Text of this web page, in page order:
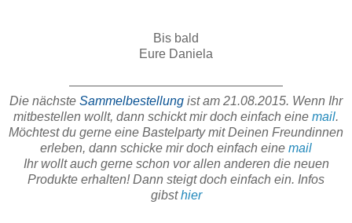
Bis bald
Eure Daniela
Die nächste Sammelbestellung ist am 21.08.2015. Wenn Ihr
mitbestellen wollt, dann schickt mir doch einfach eine mail.
Möchtest du gerne eine Bastelparty mit Deinen Freundinnen
erleben, dann schicke mir doch einfach eine mail
Ihr wollt auch gerne schon vor allen anderen die neuen
Produkte erhalten! Dann steigt doch einfach ein. Infos
gibsthier